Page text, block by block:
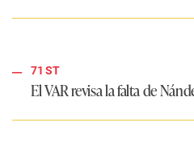
71 ST
El VAR revisa la falta de